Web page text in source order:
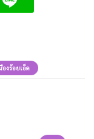
งร้อยเอ็ด